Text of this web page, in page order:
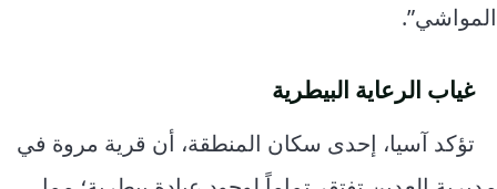
المواشي”.
غياب الرعاية البيطرية
تؤكد آسيا، إحدى سكان المنطقة، أن قرية مروة في